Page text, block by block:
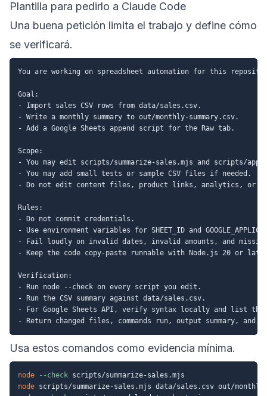
Plantilla para pedirlo a Claude Code
Una buena petición limita el trabajo y define cómo
se verificará.
You are working on spreadsheet automation for this
Goal:
- Import sales CSV rows from data/sales.csv.
- Write a monthly summary to out/monthly-summary.csv.
- Add a Google Sheets append script for the Raw tab.
Scope:
- You may edit scripts/summarize-sales.mjs and scripts/
- You may add small tests or sample CSV files if needed.
- Do not edit content files, product links, analytics, or
Rules:
- Do not commit credentials.
- Use environment variables for SHEET_ID and
- Fail loudly on invalid dates, invalid amounts, and
- Keep the code copy-paste runnable with Node.js 20 or
Verification:
- Run node --check on every script you edit.
- Run the CSV summary against data/sales.csv.
- For Google Sheets API, verify syntax locally and list the
Usa estos comandos como evidencia mínima.
node --check
node